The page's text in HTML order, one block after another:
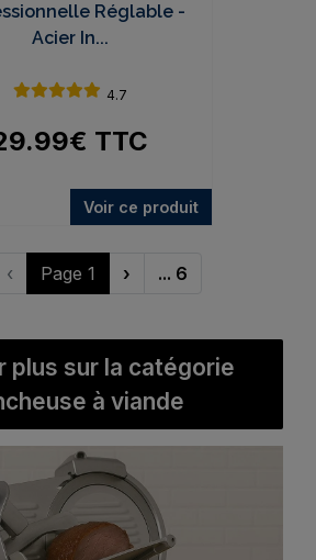
Réglable -
Acier In...
4.7
€ TTC
Voir ce produit
‹ Page 1 › ... 6
plus sur la catégorie
à viande